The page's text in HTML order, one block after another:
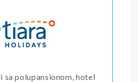
sa polupansionom, hotel